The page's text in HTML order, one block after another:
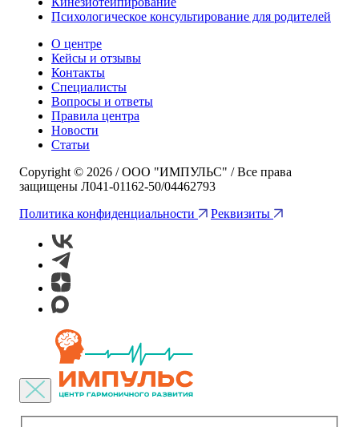
Психологическое консультирование для родителей
О центре
Кейсы и отзывы
Контакты
Специалисты
Вопросы и ответы
Правила центра
Новости
Статьи
Copyright © 2026 / ООО "ИМПУЛЬС" / Все права
защищены Л041-01162-50/04462793
Политика конфиденциальности
Реквизиты